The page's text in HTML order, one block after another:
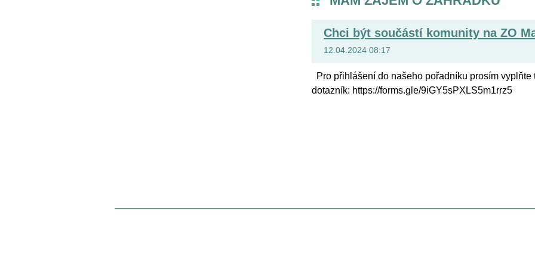
Chci být součástí komunity na ZO
12.04.2024 08:17
Pro přihlášení do našeho pořadníku prosím vyplňte
dotazník: https://forms.gle/9iGY5sPXLS5m1rrz5